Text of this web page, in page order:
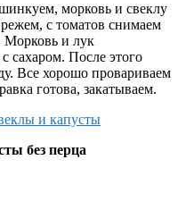
морковь и свеклу
с томатов снимаем
Морковь и лук
сахаром. После этого
Все хорошо провариваем
готова, закатываем.
без перца